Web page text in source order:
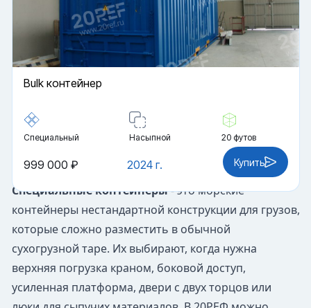
Bulk контейнер
Специальный Насыпной 20 футов
2024 г.
999 000 ₽ Купить
Специальные контейнеры- это морские
контейнеры нестандартной конструкции для грузов,
которые сложно разместить в обычной
сухогрузной таре. Их выбирают, когда нужна
верхняя погрузка краном, боковой доступ,
усиленная платформа, двери с двух торцов или